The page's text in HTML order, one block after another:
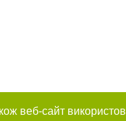
веб-сайт